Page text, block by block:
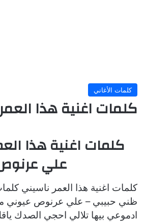
كلمات الأغاني
كلمات اغنية هذا
كلمات اغنية هذا
علي
كلمات اغنية هذا العمر ناسيني
ظني حبيبي – علي عرنوص عيوني
ادموعي بيها تلالي احجي الصدك